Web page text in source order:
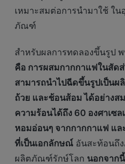
เหมาะสมต่อการนำมาใช้ ใน
ภัณฑ์
สำหรับผลการทดลองขึ้นรูป พ
คือ การผสมกากกาแฟในสัดส่
สามารถนำไปฉีดขึ้นรูปเป็น
ถ้วย และช้อนส้อม ได้อย่าง
ความร้อนได้ถึง 60 องศาเซ
หอมอ่อนๆ จากกากกาแฟ แ
ที่เป็นเอกลักษณ์ อันสะท้อนถึ
ผลิตภัณฑ์รักษ์โลก นอกจาก